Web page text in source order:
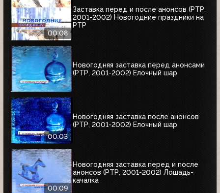
00:08
Заставка перед и после анонсов (РТР,
2001-2002) Новогодние праздники на
РТР
Новогодняя заставка перед анонсами
(РТР, 2001-2002) Елочный шар
00:03
Новогодняя заставка после анонсов
(РТР, 2001-2002) Елочный шар
00:09
Новогодняя заставка перед и после
анонсов (РТР, 2001-2002) Лошадь-
качалка